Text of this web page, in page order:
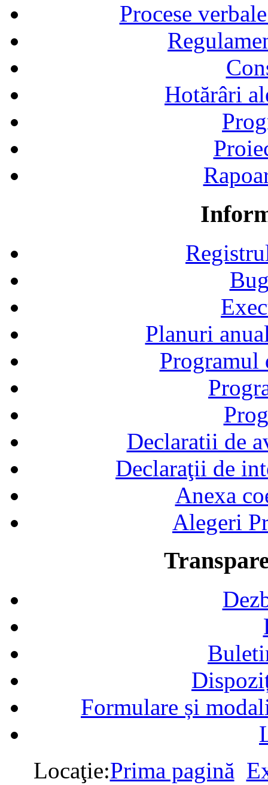
Procese
Hotărâri
Planuri
Declaratii de
Declaraţii de
Anexa
Alegeri
Formulare și
Locaţie:Prima pagină